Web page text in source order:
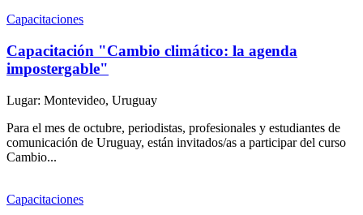
Capacitaciones
Capacitación "Cambio climático: la agenda
impostergable"
Lugar: Montevideo, Uruguay
Para el mes de octubre, periodistas, profesionales y estudiantes de
comunicación de Uruguay, están invitados/as a participar del curso
Cambio...
Capacitaciones